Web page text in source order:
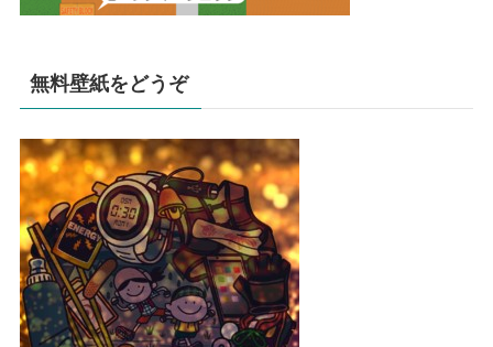
無料壁紙をどうぞ